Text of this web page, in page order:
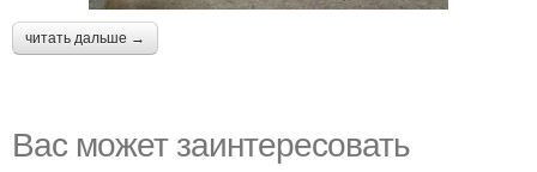
читать дальше →
Вас может заинтересовать